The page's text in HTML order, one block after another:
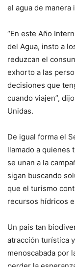
el agua de manera
“En este Año
del Agua, insto a
reduzcan el
exhorto a las
decisiones que
cuando viajen”,
Unidas.
De igual forma el
llamado a quienes
se unan a la
sigan buscando
que el turismo
recursos hídricos
Un país tan
atracción turística
menoscabada por